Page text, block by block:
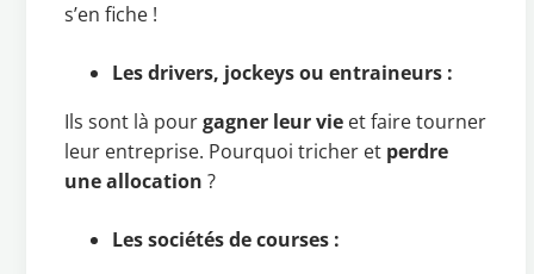
s’en fiche !
Les drivers, jockeys ou entraineurs :
Ils sont là pourgagner leur vie et faire tourner
leur entreprise. Pourquoi tricher et perdre
une allocation ?
Les sociétés de courses :